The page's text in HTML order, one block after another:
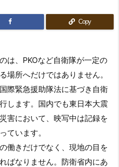
Copy
は、PKOなど自衛隊が一定の
場所へだけではありません。
際緊急援助隊法に基づき自衛
します。国内でも東日本大震
害において、映写中は記録を
ています。
働きだけでなく、現地の目を
ばなりません。防衛省内にあ